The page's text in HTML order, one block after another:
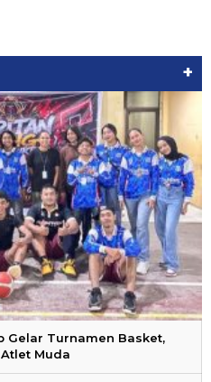
+
Gelar Turnamen Basket,
Muda